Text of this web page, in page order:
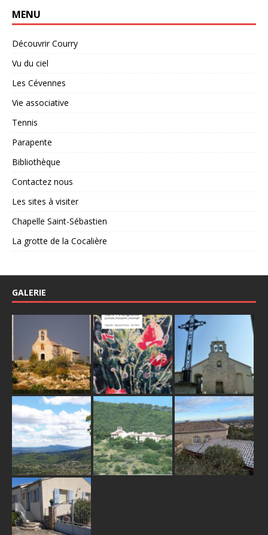
MENU
Découvrir Courry
Vu du ciel
Les Cévennes
Vie associative
Tennis
Parapente
Bibliothèque
Contactez nous
Les sites à visiter
Chapelle Saint-Sébastien
La grotte de la Cocalière
GALERIE